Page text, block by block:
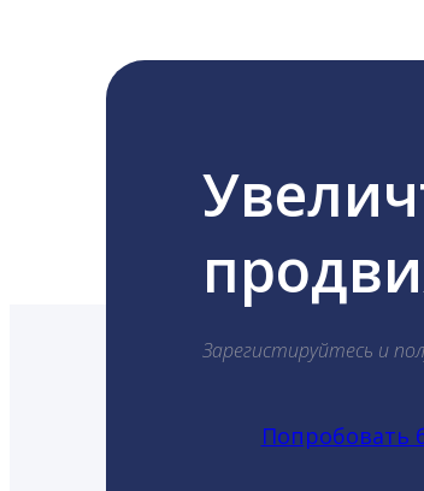
Зарегистируйтесь и
Попробовать